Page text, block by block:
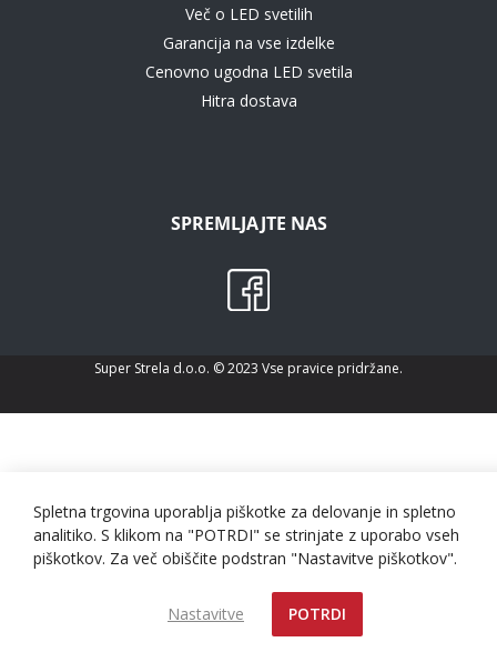
Več o LED svetilih
Garancija na vse izdelke
Cenovno ugodna LED svetila
Hitra dostava
SPREMLJAJTE NAS
Super Strela d.o.o. © 2023 Vse pravice pridržane.
Spletna trgovina uporablja piškotke za delovanje in spletno
analitiko. S klikom na "POTRDI" se strinjate z uporabo vseh
piškotkov. Za več obiščite podstran "Nastavitve piškotkov".
Nastavitve POTRDI